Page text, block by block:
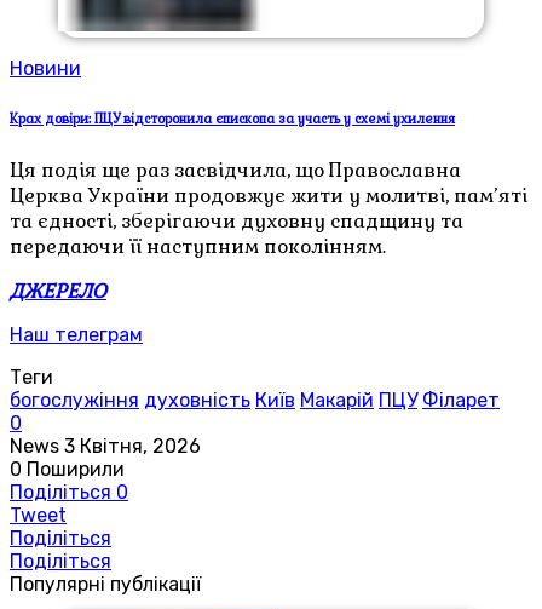
Новини
Крах довіри: ПЦУ відсторонила єпископа за участь у схемі ухилення
Ця подія ще раз засвідчила, що Православна
Церква України продовжує жити у молитві, пам’яті
та єдності, зберігаючи духовну спадщину та
передаючи її наступним поколінням.
ДЖЕРЕЛО
Наш телеграм
Теги
богослужіння духовність Київ Макарій ПЦУ Філарет
0
News 3 Квітня, 2026
0 Поширили
Поділіться 0
Tweet
Поділіться
Поділіться
Популярні публікації